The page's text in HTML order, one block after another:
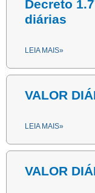
Decreto
diárias
LEIA MAIS»
VALOR
LEIA MAIS»
VALOR